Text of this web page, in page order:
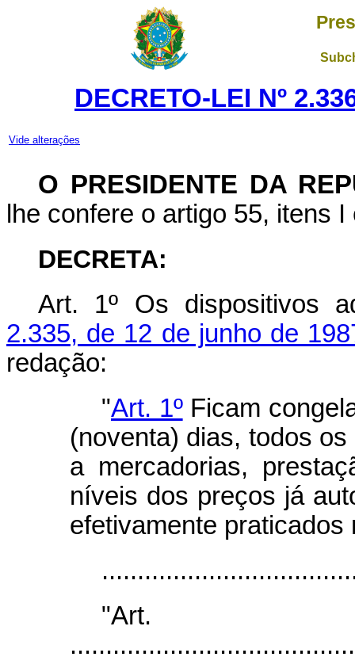
DECRETO-LEI Nº
Vide alterações
O PRESIDENTE DA
lhe confere o artigo 55, itens
DECRETA:
Art. 1º Os dispositivos
2.335, de 12 de junho de
redação:
"Art. 1ºFicam
(noventa) dias, todos
a mercadorias,
níveis dos preços já
efetivamente praticados